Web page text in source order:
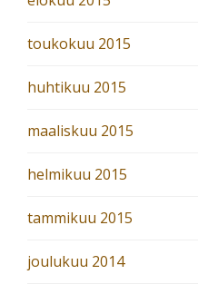
toukokuu 2015
huhtikuu 2015
maaliskuu 2015
helmikuu 2015
tammikuu 2015
joulukuu 2014